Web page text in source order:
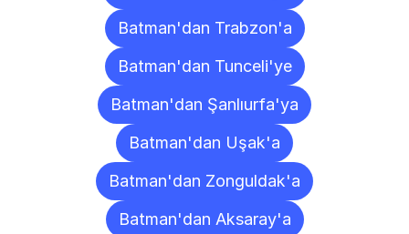
Batman'dan Trabzon'a
Batman'dan Tunceli'ye
Batman'dan Şanlıurfa'ya
Batman'dan Uşak'a
Batman'dan Zonguldak'a
Batman'dan Aksaray'a